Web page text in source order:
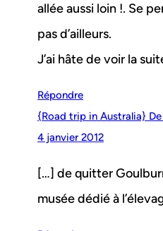
allée aussi loin !. Se
pas d’ailleurs.
J’ai hâte de voir la
Répondre
{Road trip in Australia}
4 janvier 2012
[…] de quitter
musée dédié à